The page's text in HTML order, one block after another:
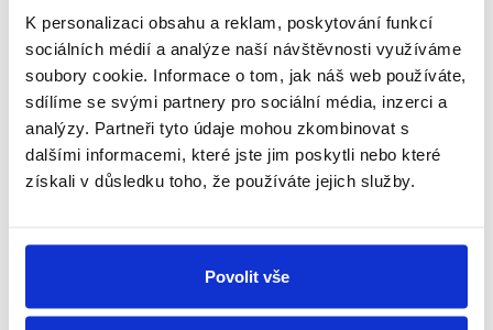
K personalizaci obsahu a reklam, poskytování funkcí
sociálních médií a analýze naší návštěvnosti využíváme
soubory cookie. Informace o tom, jak náš web používáte,
sdílíme se svými partnery pro sociální média, inzerci a
analýzy. Partneři tyto údaje mohou zkombinovat s
dalšími informacemi, které jste jim poskytli nebo které
získali v důsledku toho, že používáte jejich služby.
Povolit vše
Jsme oficiální prodejce a servis
Technické poradenství
Kování známe, rádi poradíme a pomůžeme
Individuální přístup
Pomůžeme s montáží nebo opravou